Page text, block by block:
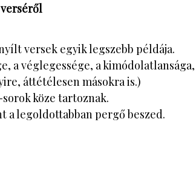
versek egyik legszebb példája.
a véglegessége, a
áttétélesen másokra is.)
köze tartoznak.
a legoldottabban pergő beszed.